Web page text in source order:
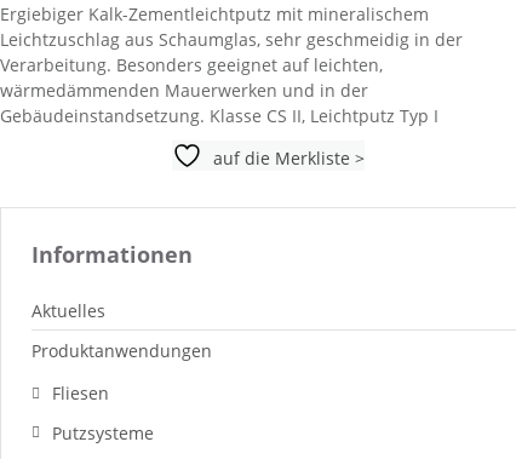
Ergiebiger Kalk-Zementleichtputz mit mineralischem
Leichtzuschlag aus Schaumglas, sehr geschmeidig in der
Verarbeitung. Besonders geeignet auf leichten,
wärmedämmenden Mauerwerken und in der
Gebäudeinstandsetzung. Klasse CS II, Leichtputz Typ I
auf die Merkliste >
Informationen
Aktuelles
Produktanwendungen
Fliesen
Putzsysteme